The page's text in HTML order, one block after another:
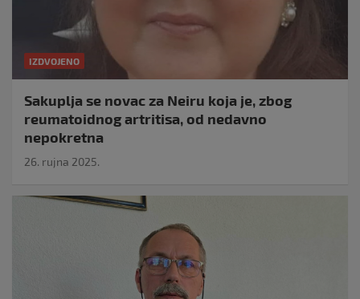
IZDVOJENO
Sakuplja se novac za Neiru koja je, zbog
reumatoidnog artritisa, od nedavno
nepokretna
26. rujna 2025.